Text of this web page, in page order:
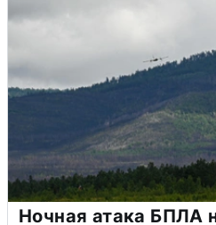
Ночная атака БПЛА